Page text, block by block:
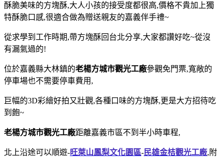
酥脆美味的方塊酥,大人小孩的接受度都很高,價格不貴加上獨
特酥脆口感,很適合做為贈送親友的嘉義伴手禮~
從求學到工作時期,帶方塊酥回台北分享,大家都讚好吃~從沒
有漏氣過的!
位於嘉義縣大林鎮的老楊方城市觀光工廠參觀免門票,寬敞的
停車場也不需要停車費用,
巨幅的3D彩繪好拍又壯觀,各種口味的方塊酥,更是大方招待吃
到飽~
老楊方城市觀光工廠距離嘉義市區不到半小時車程,
北上沿途可以順遊-旺萊山鳳梨文化園區-民雄金桔觀光工廠,附